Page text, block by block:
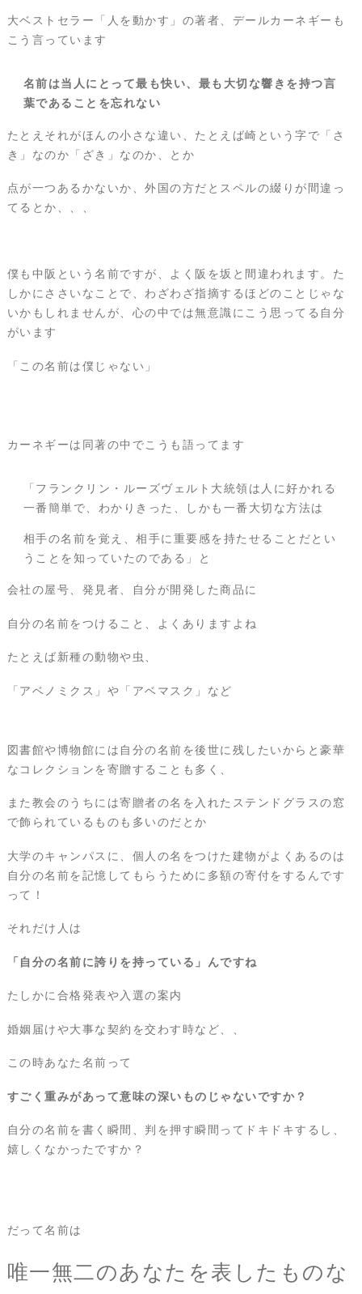
大ベストセラー「人を動かす」の著者、デールカーネギーも
こう言っています
名前は当人にとって最も快い、最も大切な響きを持つ言
葉であることを忘れない
たとえそれがほんの小さな違い、たとえば崎という字で「さ
き」なのか「ざき」なのか、とか
点が一つあるかないか、外国の方だとスペルの綴りが間違っ
てるとか、、、
僕も中阪という名前ですが、よく阪を坂と間違われます。た
しかにささいなことで、わざわざ指摘するほどのことじゃな
いかもしれませんが、心の中では無意識にこう思ってる自分
がいます
「この名前は僕じゃない」
カーネギーは同著の中でこうも語ってます
「フランクリン・ルーズヴェルト大統領は人に好かれる
一番簡単で、わかりきった、しかも一番大切な方法は
相手の名前を覚え、相手に重要感を持たせることだとい
うことを知っていたのである」と
会社の屋号、発見者、自分が開発した商品に
自分の名前をつけること、よくありますよね
たとえば新種の動物や虫、
「アベノミクス」や「アベマスク」など
図書館や博物館には自分の名前を後世に残したいからと豪華
なコレクションを寄贈することも多く、
また教会のうちには寄贈者の名を入れたステンドグラスの窓
で飾られているものも多いのだとか
大学のキャンパスに、個人の名をつけた建物がよくあるのは
自分の名前を記憶してもらうために多額の寄付をするんです
って！
それだけ人は
「自分の名前に誇りを持っている」んですね
たしかに合格発表や入選の案内
婚姻届けや大事な契約を交わす時など、、
この時あなた名前って
すごく重みがあって意味の深いものじゃないですか？
自分の名前を書く瞬間、判を押す瞬間ってドキドキするし、
嬉しくなかったですか？
だって名前は
唯一無二のあなたを表したものな